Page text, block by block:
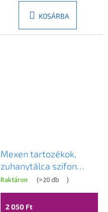
KOSÁRBA
Mexen tartozékok,
zuhanytálca szifon
fedele 90mm, fekete,
49010-70
Raktáron (>20 db )
2 050 Ft